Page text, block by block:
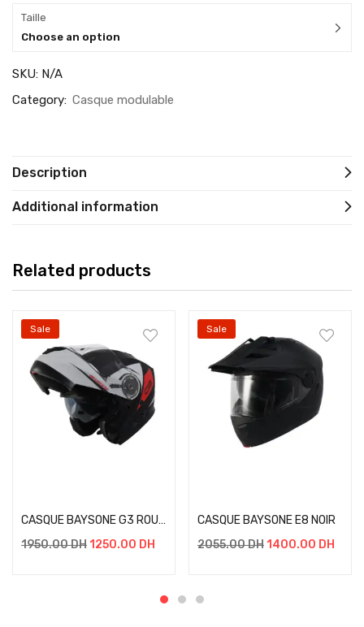
Taille
Choose an option
SKU: N/A
Category: Casque modulable
Description
Additional information
Related products
Sale
CASQUE BAYSONE G3 ROUGE
1950.00DH 1250.00 DH
Sale
CASQUE BAYSONE E8 NOIR
2055.00DH 1400.00 DH